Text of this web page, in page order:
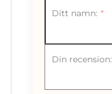
Ditt namn:
Din recension: